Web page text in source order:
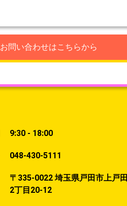
お問い合わせはこちらから
9:30 - 18:00
048-430-5111
〒335-0022 埼玉県戸田市上戸田
2丁目20-12